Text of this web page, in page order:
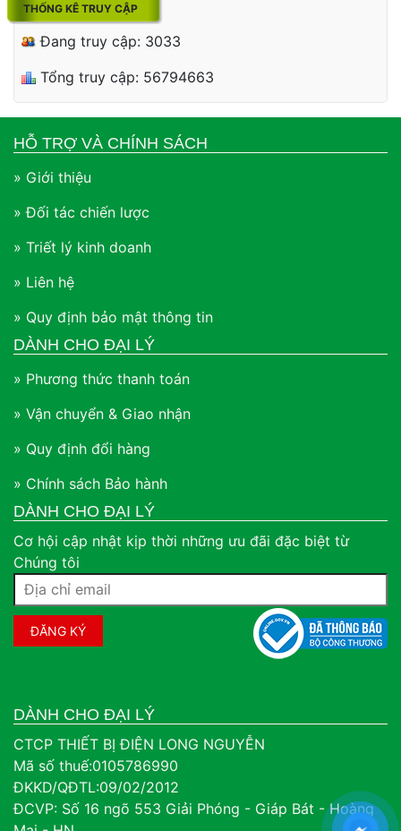
THỐNG KÊ TRUY CẬP
Đang truy cập: 3033
Tổng truy cập: 56794663
HỖ TRỢ VÀ CHÍNH SÁCH
» Giới thiệu
» Đối tác chiến lược
» Triết lý kinh doanh
» Liên hệ
» Quy định bảo mật thông tin
DÀNH CHO ĐẠI LÝ
» Phương thức thanh toán
» Vận chuyển & Giao nhận
» Quy định đổi hàng
» Chính sách Bảo hành
DÀNH CHO ĐẠI LÝ
Cơ hội cập nhật kịp thời những ưu đãi đặc biệt từ
Chúng tôi
DÀNH CHO ĐẠI LÝ
CTCP THIẾT BỊ ĐIỆN LONG NGUYỄN
Mã số thuế:0105786990
ĐKKD/QĐTL:09/02/2012
ĐCVP: Số 16 ngõ 553 Giải Phóng - Giáp Bát - Hoàng